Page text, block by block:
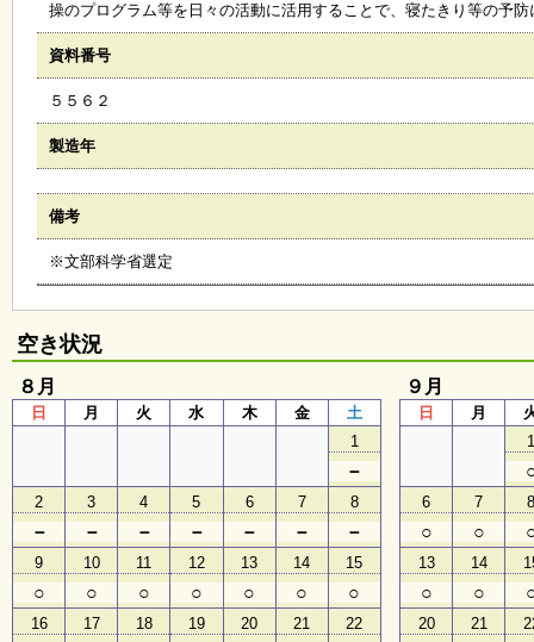
ン
ガ
ン
う
木
子
ど
も
向
ベ
ン
ト
ガ
イ
ド
操のプログラム等を日々の活動に活用することで、寝たきり等の予
資料番号
５５６２
製造年
備考
※文部科学省選定
空き状況
８月
日 月 火 水 木 金
土
1
－
2
－
3
－
4
－
5
－
6
－
7
－
8
－
9
○
10
○
11
○
12
○
13
○
14
○
15
○
16 17 18 19 20 21 22
９月
日 月
6
○
7
○
13
○
14
○
20 21